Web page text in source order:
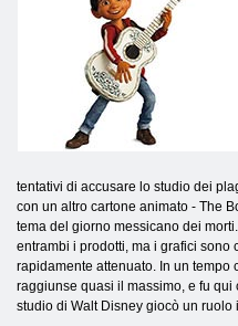
tentativi di accusare lo studio dei
con un altro cartone animato - The
tema del giorno messicano dei
entrambi i prodotti, ma i grafici sono
rapidamente attenuato. In un tempo
raggiunse quasi il massimo, e fu
studio di Walt Disney giocò un ruolo